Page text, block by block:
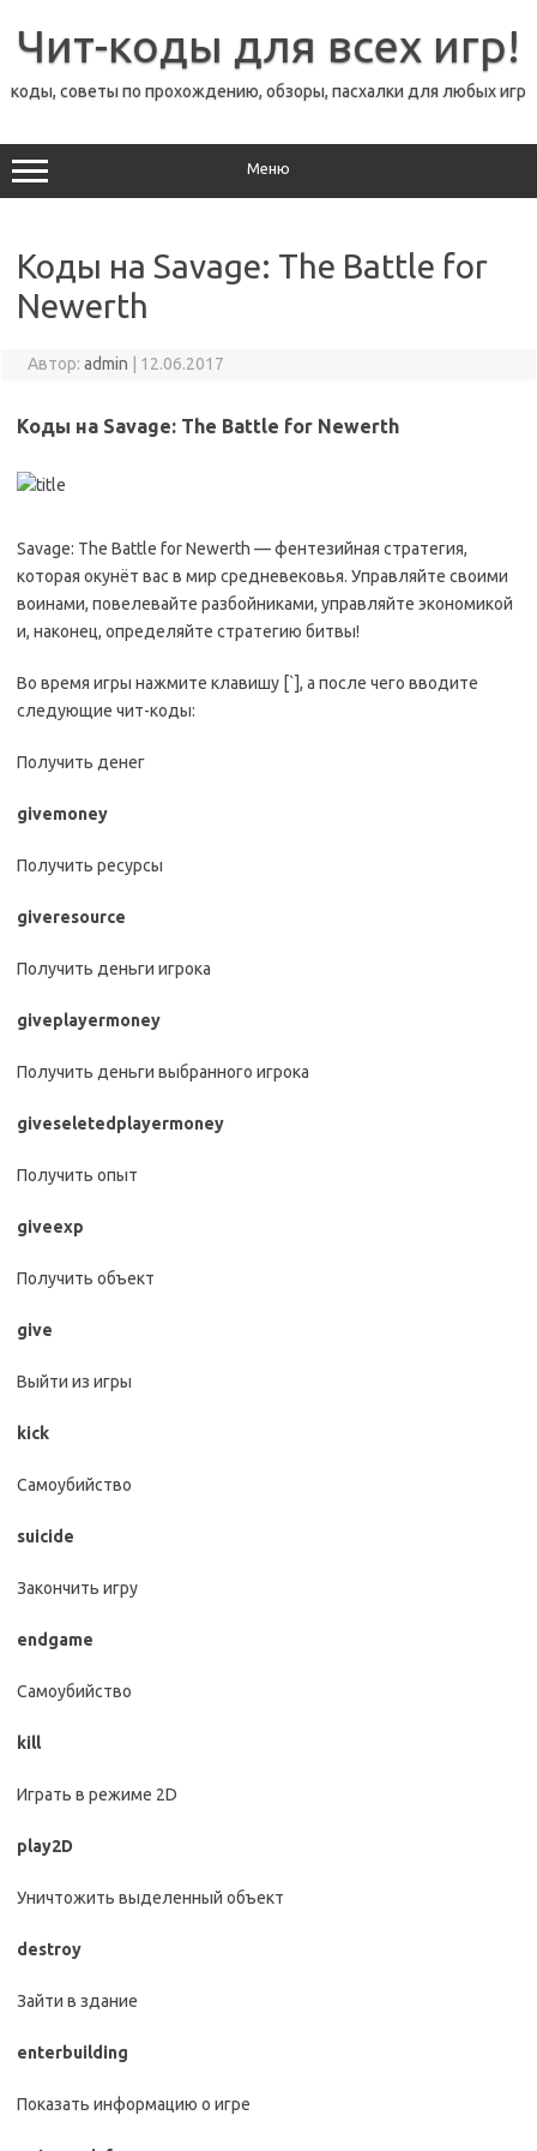
содержимому
Чит-коды для всех игр!
коды, советы по прохождению, обзоры, пасхалки для любых игр
Меню
Коды на Savage: The Battle for
Newerth
Автор: admin 12.06.2017
Коды на Savage: The Battle for Newerth
Savage: The Battle for Newerth — фентезийная стратегия,
которая окунёт вас в мир средневековья. Управляйте своими
воинами, повелевайте разбойниками, управляйте экономикой
и, наконец, определяйте стратегию битвы!
Во время игры нажмите клавишу [`], а после чего вводите
следующие чит-коды:
Получить денег
givemoney
Получить ресурсы
giveresource
Получить деньги игрока
giveplayermoney
Получить деньги выбранного игрока
giveseletedplayermoney
Получить опыт
giveexp
Получить объект
give
Выйти из игры
kick
Самоубийство
suicide
Закончить игру
endgame
Самоубийство
kill
Играть в режиме 2D
play2D
Уничтожить выделенный объект
destroy
Зайти в здание
enterbuilding
Показать информацию о игре